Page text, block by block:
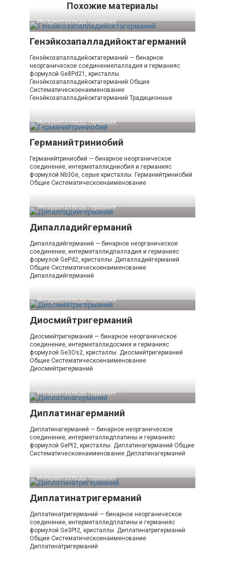
Похожие материалы
Интерметаллиды германия‎
Генэйкозапалладийоктагерманий
Генэйкозапалладийоктагерманий — бинарное
неорганическое соединениепалладия и германияс
формулой Ge8Pd21, кристаллы.
Генэйкозапалладийоктагерманий Общие
Систематическоенаименование
Генэйкозапалладийоктагерманий Традиционные
Интерметаллиды германия‎
Германийтриниобий
Германийтриниобий — бинарное неорганическое
соединение, интерметаллидниобия и германияс
формулой Nb3Ge, серые кристаллы. Германийтриниобий
Общие Систематическоенаименование
Интерметаллиды германия‎
Дипалладийгерманий
Дипалладийгерманий — бинарное неорганическое
соединение, интерметаллидпалладия и германияс
формулой GePd2, кристаллы. Дипалладийгерманий
Общие Систематическоенаименование
Дипалладийгерманий
Интерметаллиды германия‎
Диосмийтригерманий
Диосмийтригерманий — бинарное неорганическое
соединение, интерметаллидосмия и германияс
формулой Ge3Os2, кристаллы. Диосмийтригерманий
Общие Систематическоенаименование
Диосмийтригерманий
Интерметаллиды германия‎
Диплатинагерманий
Диплатинагерманий — бинарное неорганическое
соединение, интерметаллидплатины и германияс
формулой GePt2, кристаллы. Диплатинагерманий Общие
Систематическоенаименование Диплатинагерманий
Интерметаллиды германия‎
Диплатинатригерманий
Диплатинатригерманий — бинарное неорганическое
соединение, интерметаллидплатины и германияс
формулой Ge3Pt2, кристаллы. Диплатинатригерманий
Общие Систематическоенаименование
Диплатинатригерманий